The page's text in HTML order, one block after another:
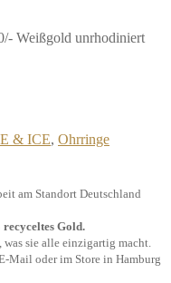
Weißgold unrhodiniert
& ICE, Ohrringe
am Standort Deutschland
Gold.
sie alle einzigartig macht.
Mail oder im Store in Hamburg